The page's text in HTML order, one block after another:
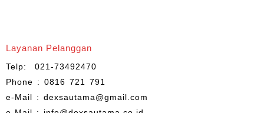
Layanan Pelanggan
Telp: 021-73492470
Phone : 0816 721 791
e-Mail : dexsautama@gmail.com